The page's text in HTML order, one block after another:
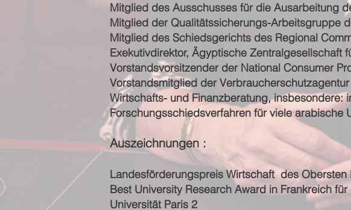
Mitglied des Ausschusses für die Ausarbeitung
Mitglied der Qualitätssicherungs-Arbeitsgruppe
Mitglied des Schiedsgerichts des Regional
Exekutivdirektor, Ägyptische Zentralgesellschaft
Vorstandsvorsitzender der National Consumer
Vorstandsmitglied der
Wirtschafts- und Finanzberatung,
Forschungsschiedsverfahren für viele arabische
Auszeichnungen :
Landesförderungspreis Wirtschaft des Obersten
Best University Research Award in Frankreich
Universität Paris 2